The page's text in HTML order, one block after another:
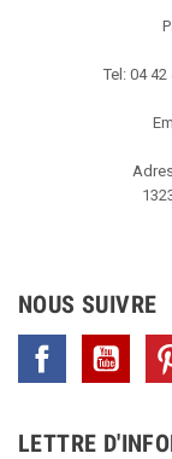
Tel: 04
NOUS SUIVRE
Facebook
LETTRE